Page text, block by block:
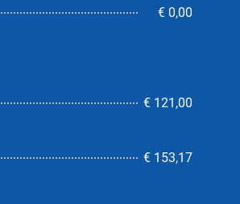
€ 0,00
€ 121,00
€ 153,177,2